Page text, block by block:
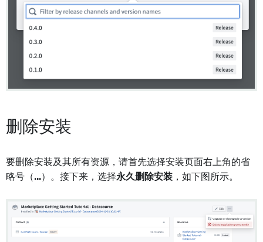
删除安装
要删除安装及其所有资源，请首先选择安装页面右上角的省
略号（...）。接下来，选择永久删除安装 ，如下图所示。